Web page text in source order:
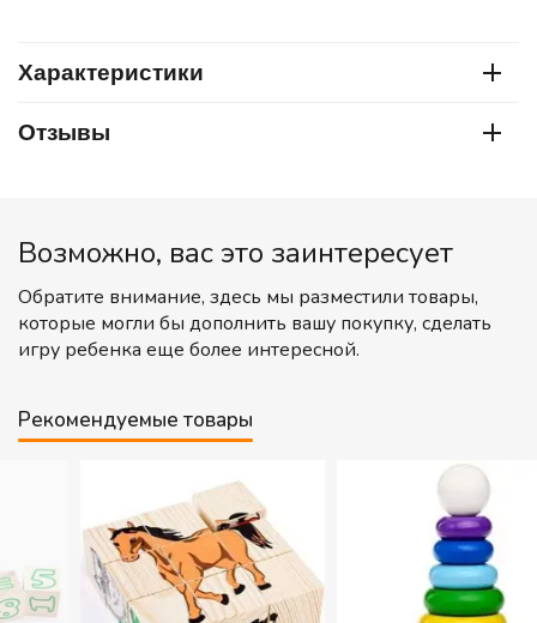
Характеристики
Отзывы
Возможно, вас это заинтересует
Обратите внимание, здесь мы разместили товары,
которые могли бы дополнить вашу покупку, сделать
игру ребенка еще более интересной.
Рекомендуемые товары